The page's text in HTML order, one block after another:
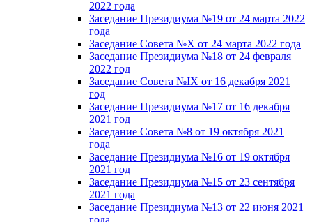
2022 года
Заседание Президиума №19 от 24 марта 2022
года
Заседание Совета №X от 24 марта 2022 года
Заседание Президиума №18 от 24 февраля
2022 год
Заседание Совета №IX от 16 декабря 2021
год
Заседание Президиума №17 от 16 декабря
2021 год
Заседание Совета №8 от 19 октября 2021
года
Заседание Президиума №16 от 19 октября
2021 год
Заседание Президиума №15 от 23 сентября
2021 года
Заседание Президиума №13 от 22 июня 2021
года